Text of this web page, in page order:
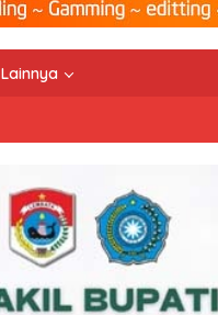
Lainnya